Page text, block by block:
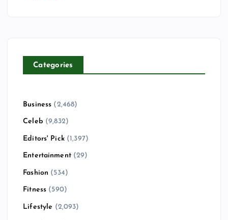
Categories
Business (2,468)
Celeb (9,832)
Editors' Pick(1,397)
Entertainment(29)
Fashion (534)
Fitness (590)
Lifestyle (2,093)